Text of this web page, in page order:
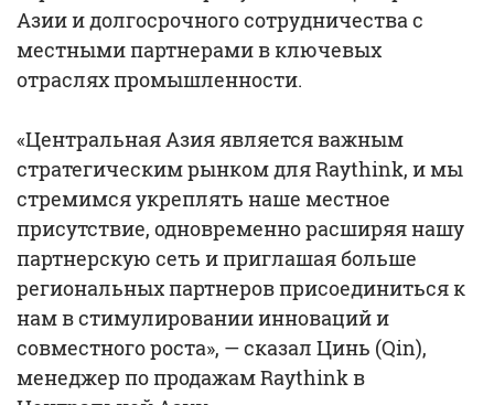
Азии и долгосрочного сотрудничества с
местными партнерами в ключевых
отраслях промышленности.
«Центральная Азия является важным
стратегическим рынком для Raythink, и мы
стремимся укреплять наше местное
присутствие, одновременно расширяя нашу
партнерскую сеть и приглашая больше
региональных партнеров присоединиться к
нам в стимулировании инноваций и
совместного роста», — сказал Цинь (Qin),
менеджер по продажам Raythink в